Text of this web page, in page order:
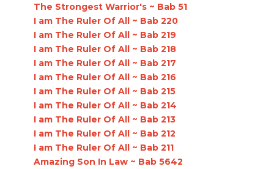
The Strongest Warrior's ~ Bab 51
I am The Ruler Of All ~ Bab 220
I am The Ruler Of All ~ Bab 219
I am The Ruler Of All ~ Bab 218
I am The Ruler Of All ~ Bab 217
I am The Ruler Of All ~ Bab 216
I am The Ruler Of All ~ Bab 215
I am The Ruler Of All ~ Bab 214
I am The Ruler Of All ~ Bab 213
I am The Ruler Of All ~ Bab 212
I am The Ruler Of All ~ Bab 211
Amazing Son In Law ~ Bab 5642